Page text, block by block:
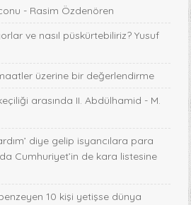
- Rasim Özdenören
ve nasıl püskürtebiliriz? Yusuf
üzerine bir değerlendirme
arasında II. Abdülhamid - M.
diye gelip isyancılara para
da Cumhuriyet’in de kara listesine
10 kişi yetişse dünya